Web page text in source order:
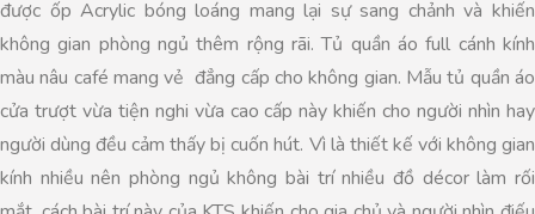
được ốp Acrylic bóng loáng mang lại sự sang chảnh và khiến
không gian phòng ngủ thêm rộng rãi. Tủ quần áo full cánh kính
màu nâu café mang vẻ đẳng cấp cho không gian. Mẫu tủ quần áo
cửa trượt vừa tiện nghi vừa cao cấp này khiến cho người nhìn hay
người dùng đều cảm thấy bị cuốn hút. Vì là thiết kế với không gian
kính nhiều nên phòng ngủ không bài trí nhiều đồ décor làm rối